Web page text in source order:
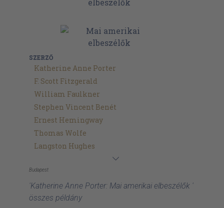
SZERZŐ
Katherine Anne Porter
F. Scott Fitzgerald
William Faulkner
Stephen Vincent Benét
Ernest Hemingway
Thomas Wolfe
Langston Hughes
Budapest
'Katherine Anne Porter: Mai amerikai elbeszélők '
összes példány